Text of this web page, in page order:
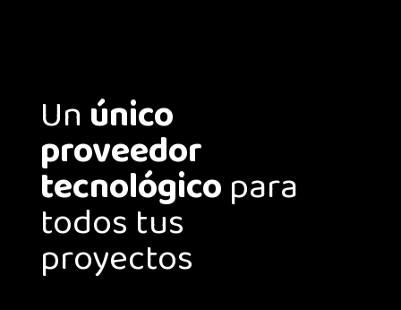
Un único
proveedor
tecnológicopara
todos tus
proyectos